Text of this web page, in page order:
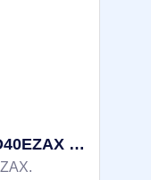
Western Digital Blue WD40EZAX disque dur 4 To 5400 tr/min 3.5" Série ATA III